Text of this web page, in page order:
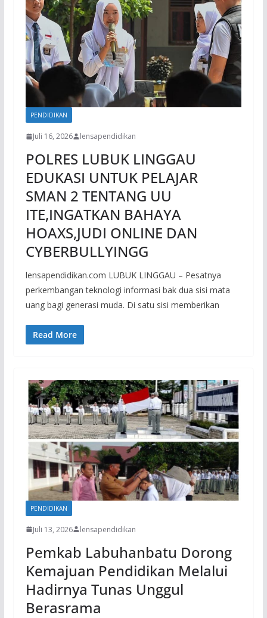
PENDIDIKAN
Juli 16, 2026 lensapendidikan
POLRES LUBUK LINGGAU
EDUKASI UNTUK PELAJAR
SMAN 2 TENTANG UU
ITE,INGATKAN BAHAYA
HOAXS,JUDI ONLINE DAN
CYBERBULLYINGG
lensapendidikan.com LUBUK LINGGAU – Pesatnya
perkembangan teknologi informasi bak dua sisi mata
uang bagi generasi muda. Di satu sisi memberikan
Read More
PENDIDIKAN
Juli 13, 2026 lensapendidikan
Pemkab Labuhanbatu Dorong
Kemajuan Pendidikan Melalui
Hadirnya Tunas Unggul
Berasrama